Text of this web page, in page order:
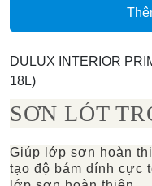
DULUX INTERIOR
18L)
SƠN LÓT
Giúp lớp sơn hoàn
tạo độ bám dính cực